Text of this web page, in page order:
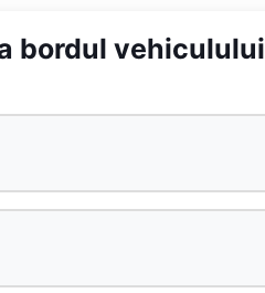
bordul vehiculului